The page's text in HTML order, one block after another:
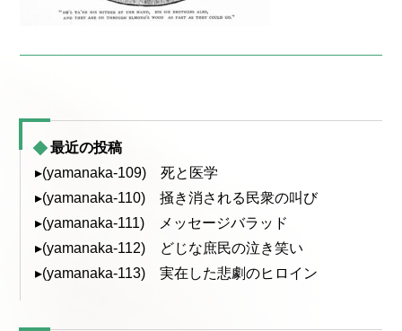
最近の投稿
▸(yamanaka-109) 死と医学
▸(yamanaka-110) 掻き消される民衆の叫び
▸(yamanaka-111) メッセージバラッド
▸(yamanaka-112) どじな庶民の泣き笑い
▸(yamanaka-113) 実在した悲劇のヒロイン